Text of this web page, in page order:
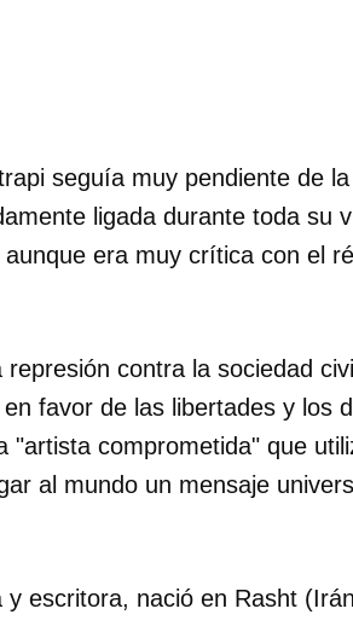
seguía muy pendiente de
ligada durante toda su
era muy crítica con el
contra la sociedad
favor de las libertades y los
"artista comprometida" que
al mundo un mensaje
escritora, nació en Rasht